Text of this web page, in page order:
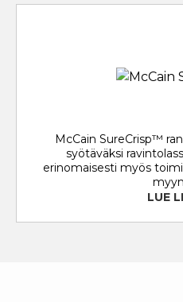
McCain SureCrisp™
syötäväksi
erinomaisesti myös
LUE